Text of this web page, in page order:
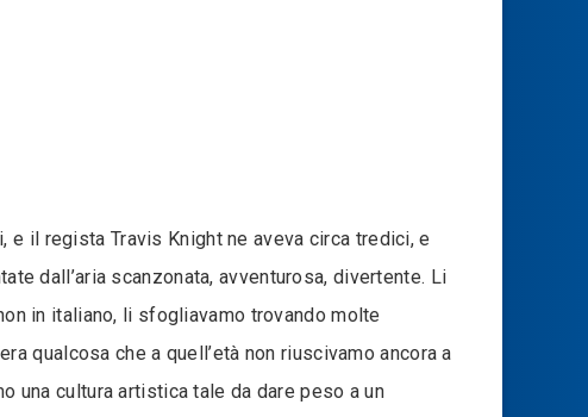
e il regista Travis Knight ne aveva circa tredici, e
dall’aria scanzonata, avventurosa, divertente. Li
in italiano, li sfogliavamo trovando molte
qualcosa che a quell’età non riuscivamo ancora a
una cultura artistica tale da dare peso a un